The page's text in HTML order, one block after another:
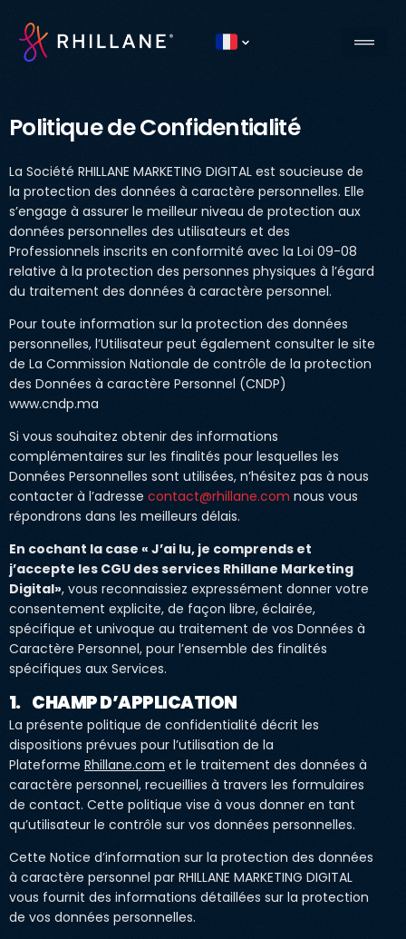
Current country
Politique de Confidentialité
La Société RHILLANE MARKETING DIGITAL est soucieuse de
la protection des données à caractère personnelles. Elle
s’engage à assurer le meilleur niveau de protection aux
données personnelles des utilisateurs et des
Professionnels inscrits en conformité avec la Loi 09-08
relative à la protection des personnes physiques à l’égard
du traitement des données à caractère personnel.
Pour toute information sur la protection des données
personnelles, l’Utilisateur peut également consulter le site
de La Commission Nationale de contrôle de la protection
des Données à caractère Personnel (CNDP)
www.cndp.ma
Si vous souhaitez obtenir des informations
complémentaires sur les finalités pour lesquelles les
Données Personnelles sont utilisées, n’hésitez pas à nous
contacter à l’adresse contact@rhillane.com nous vous
répondrons dans les meilleurs délais.
En cochant la case « J’ai lu, je comprends et
j’accepte les CGU des services Rhillane Marketing
Digital», vous reconnaissiez expressément donner votre
consentement explicite, de façon libre, éclairée,
spécifique et univoque au traitement de vos Données à
Caractère Personnel, pour l’ensemble des finalités
spécifiques aux Services.
1. CHAMP D’APPLICATION
La présente politique de confidentialité décrit les
dispositions prévues pour l’utilisation de la
Plateforme Rhillane.com et le traitement des données à
caractère personnel, recueillies à travers les formulaires
de contact. Cette politique vise à vous donner en tant
qu’utilisateur le contrôle sur vos données personnelles.
Cette Notice d’information sur la protection des données
à caractère personnel par RHILLANE MARKETING DIGITAL
vous fournit des informations détaillées sur la protection
de vos données personnelles.